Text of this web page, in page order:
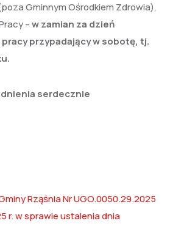
Gminnym Ośrodkiem Zdrowia),
–w zamian za dzień
przypadający w sobotę, tj.
serdecznie
Rząśnia Nr UGO.0050.29.2025
r. w sprawie ustalenia dnia